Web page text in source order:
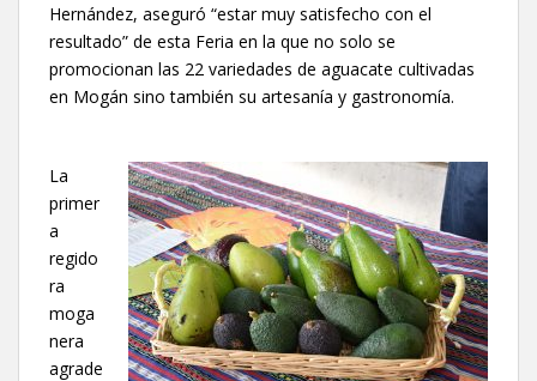
Hernández, aseguró “estar muy satisfecho con el
resultado” de esta Feria en la que no solo se
promocionan las 22 variedades de aguacate cultivadas
en Mogán sino también su artesanía y gastronomía.
La
primer
a
regido
ra
moga
nera
agrade